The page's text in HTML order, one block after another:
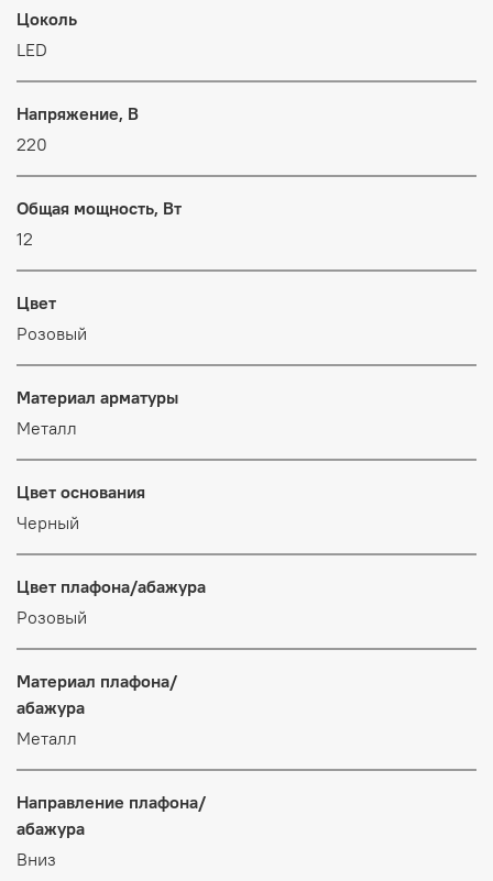
Цоколь
LED
Напряжение, В
220
Общая мощность, Вт
12
Цвет
Розовый
Материал арматуры
Металл
Цвет основания
Черный
Цвет плафона/абажура
Розовый
Материал плафона/
абажура
Металл
Направление плафона/
абажура
Вниз